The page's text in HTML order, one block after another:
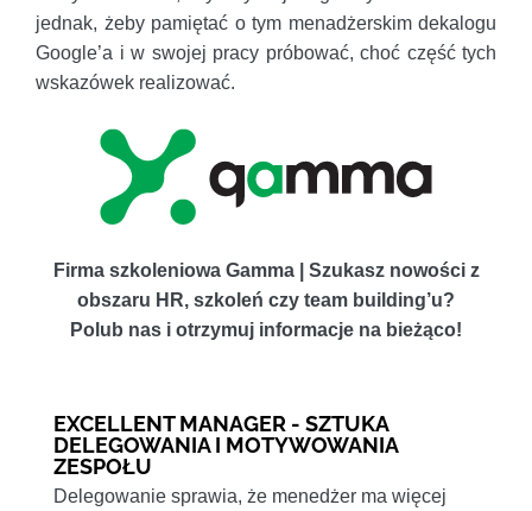
jednak, żeby pamiętać o tym menadżerskim dekalogu
Google’a i w swojej pracy próbować, choć część tych
wskazówek realizować.
Firma szkoleniowa Gamma | Szukasz nowości z
obszaru HR, szkoleń czy team building’u?
Polub nas i otrzymuj informacje na bieżąco!
EXCELLENT MANAGER - SZTUKA
DELEGOWANIA I MOTYWOWANIA
ZESPOŁU
Delegowanie sprawia, że menedżer ma więcej